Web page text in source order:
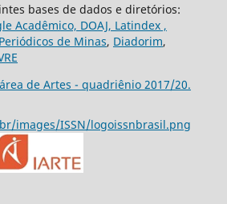
bases de dados e diretórios:
Acadêmico, DOAJ, Latindex ,
Periódicos de Minas, Diadorim,
de Artes - quadriênio 2017/20.